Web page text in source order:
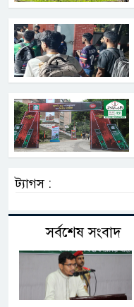
ট্যাগস :
সর্বশেষ সংবাদ